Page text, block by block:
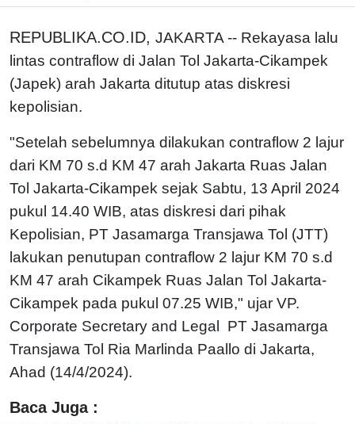
REPUBLIKA.CO.ID, JAKARTA -- Rekayasa lalu
lintas contraflow di Jalan Tol Jakarta-Cikampek
(Japek) arah Jakarta ditutup atas diskresi
kepolisian.
"Setelah sebelumnya dilakukan contraflow 2 lajur
dari KM 70 s.d KM 47 arah Jakarta Ruas Jalan
Tol Jakarta-Cikampek sejak Sabtu, 13 April 2024
pukul 14.40 WIB, atas diskresi dari pihak
Kepolisian, PT Jasamarga Transjawa Tol (JTT)
lakukan penutupan contraflow 2 lajur KM 70 s.d
KM 47 arah Cikampek Ruas Jalan Tol Jakarta-
Cikampek pada pukul 07.25 WIB," ujar VP.
Corporate Secretary and Legal PT Jasamarga
Transjawa Tol Ria Marlinda Paallo di Jakarta,
Ahad (14/4/2024).
Baca Juga :